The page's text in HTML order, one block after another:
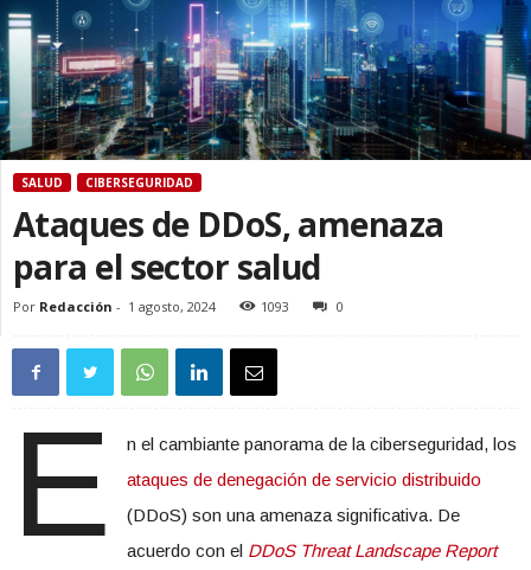
SALUD CIBERSEGURIDAD
Ataques de DDoS, amenaza
para el sector salud
Por Redacción - 1 agosto, 2024 1093 0
E
n el cambiante panorama de la ciberseguridad, los
ataques de denegación de servicio distribuido
(DDoS) son una amenaza significativa. De
acuerdo con el DDoS Threat Landscape Report